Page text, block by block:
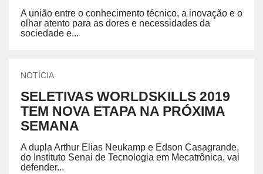
A união entre o conhecimento técnico, a inovação e o
olhar atento para as dores e necessidades da
sociedade e...
NOTÍCIA
SELETIVAS WORLDSKILLS 2019
TEM NOVA ETAPA NA PRÓXIMA
SEMANA
A dupla Arthur Elias Neukamp e Edson Casagrande,
do Instituto Senai de Tecnologia em Mecatrônica, vai
defender...